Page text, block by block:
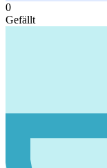
0
Gefällt